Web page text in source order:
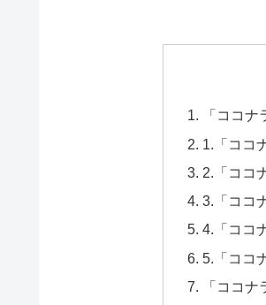
「ココ
1.「ココ
2.「ココ
3.「ココ
4.「ココ
5.「ココ
「ココ